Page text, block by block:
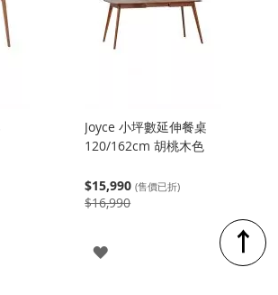
Joyce 小坪數延伸餐桌
120/162cm 胡桃木色
$15,990 (售價已折)
$16,990
登
↑